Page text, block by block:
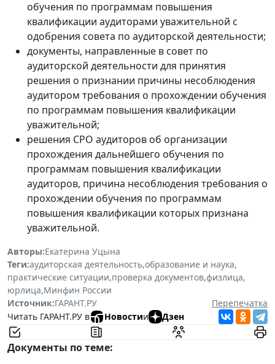
обучения по программам повышения
квалификации аудиторами уважительной с
одобрения совета по аудиторской деятельности;
документы, направленные в совет по
аудиторской деятельности для принятия
решения о признании причины несоблюдения
аудитором требования о прохождении обучения
по программам повышения квалификации
уважительной;
решения СРО аудиторов об организации
прохождения дальнейшего обучения по
программам повышения квалификации
аудиторов, причина несоблюдения требования о
прохождении обучения по программам
повышения квалификации которых признана
уважительной.
Авторы:Екатерина Уцына
Теги:аудиторская деятельность,образование и наука,
практические ситуации,проверка документов,физлица,
юрлица,Минфин России
Источник:ГАРАНТ.РУ
Перепечатка
Читать ГАРАНТ.РУ в
Новостии Дзен
Документы по теме: